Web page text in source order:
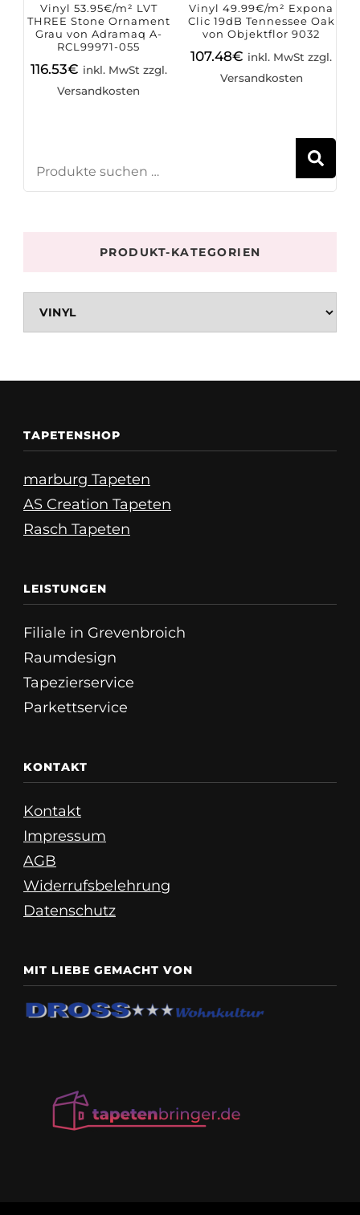
Vinyl 53.95€/m² LVT
THREE Stone Ornament
Grau von Adramaq A-
RCL99971-055
116.53€ inkl. MwSt zzgl.
Versandkosten
Vinyl 49.99€/m² Expona
Clic 19dB Tennessee Oak
von Objektflor 9032
107.48€ inkl. MwSt zzgl.
Versandkosten
PRODUKT-KATEGORIEN
TAPETENSHOP
marburg Tapeten
AS Creation Tapeten
Rasch Tapeten
LEISTUNGEN
Filiale in Grevenbroich
Raumdesign
Tapezierservice
Parkettservice
KONTAKT
Kontakt
Impressum
AGB
Widerrufsbelehrung
Datenschutz
MIT LIEBE GEMACHT VON